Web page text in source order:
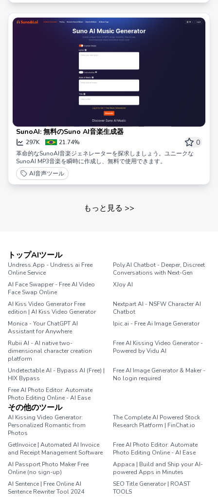
SunoAI: 無料のSuno AI音楽生成器
297K 21.74% 0
革命的なSunoAI音楽ジェネレーターを探求しましょう。ユニークな
SunoAI MP3音楽を瞬時に作成し、無料で使用できます。
AI音声ツール
もっと見る >>
トップAIツール
Undress.App - Undress ai Free
Online Service
Poly.AI Chatbot - Deeper, Discreet
Conversations with Next-Gen
AI Face Swapper - Free AI Video
Face Swap Online
XJoy AI
AI Kiss Video Generator Free
edition | AI Kiss Video Generator
Nextpart AI - NSFW Character AI
Chatbot
Monica - Your ChatGPT AI
Assistant for Anywhere
Ipic.ai - Free Ai Image Generator
Rubii AI - AI native two-
dimensional character creation
platform
Free AI Kissing Video Generator -
Powered by Vidu AI
Undetectable AI - Bypass AI (Free) |
HIX Bypass
Free AI Image Generator & Maker -
No login required
Free AI Photo Editor: Automate
Photo Editing Online - AI Ease
その他のツール
AI Kissing Video Generator:
Personalized Romantic from
Photos
The Complete AI Powered Stock
Research Platform | FinChat.io
GetInvoice | Automated AI Invoice
and Receipt Management Software
Free AI Photo Editor: Automate
Photo Editing Online - AI Ease
AI Passport Photo Maker Free
Online (no sign-up)
Appaca | Build and Ship your AI-
powered Apps in Minutes
AI Sentence | Free Online AI
Sentence Rewriter Tool 2024
SEO Title Generator | ROAST
TOOLS